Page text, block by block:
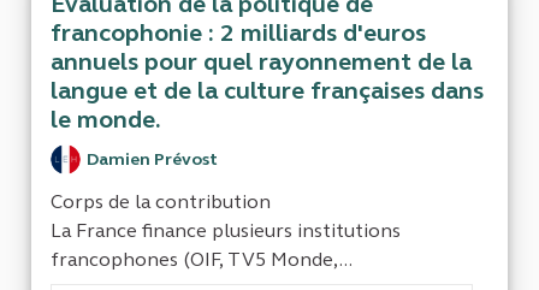
francophonie : 2 milliards d'euros
annuels pour quel rayonnement de la
langue et de la culture françaises dans
le monde.
Damien Prévost
Corps de la contribution
La France finance plusieurs institutions
francophones (OIF, TV5 Monde,...